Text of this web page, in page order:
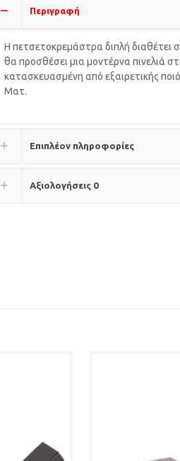
Περιγραφή
Η πετσετοκρεμάστρα διπλή διαθέτει
θα προσθέσει μια μοντέρνα πινελιά
κατασκευασμένη από εξαιρετικής
Ματ.
Επιπλέον πληροφορίες
Αξιολογήσεις 0